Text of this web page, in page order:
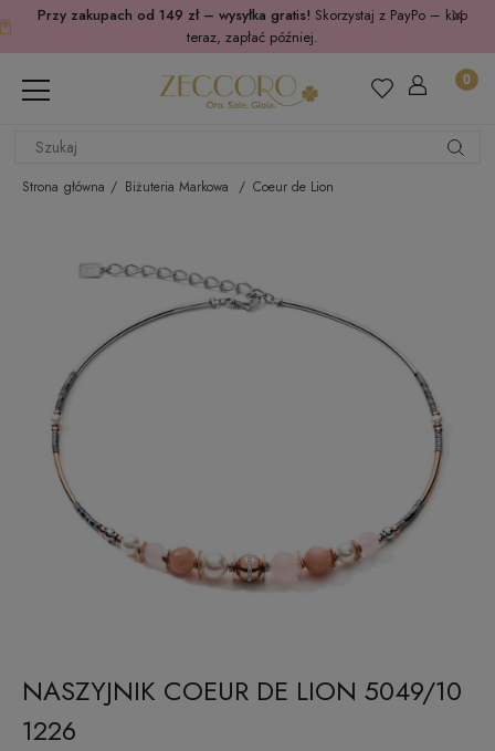
Przy zakupach od 149 zł – wysyłka gratis! Skorzystaj z PayPo – kup
teraz, zapłać później.
Strona główna Biżuteria Markowa Coeur de Lion
NASZYJNIK COEUR DE LION 5049/10
1226